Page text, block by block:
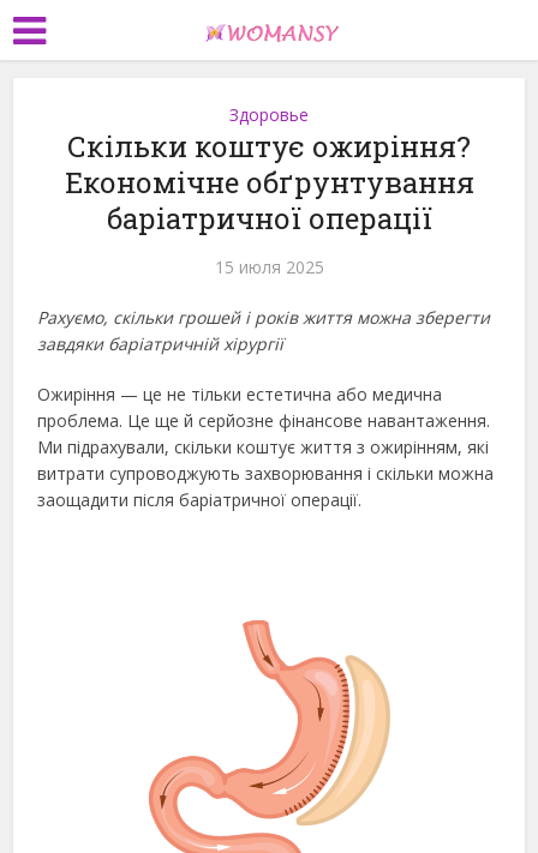
Здоровье
Скільки коштує ожиріння?
Економічне обґрунтування
баріатричної операції
15 июля 2025
Рахуємо, скільки грошей і років життя можна зберегти
завдяки баріатричній хірургії
Ожиріння — це не тільки естетична або медична
проблема. Це ще й серйозне фінансове навантаження.
Ми підрахували, скільки коштує життя з ожирінням, які
витрати супроводжують захворювання і скільки можна
заощадити після баріатричної операції.